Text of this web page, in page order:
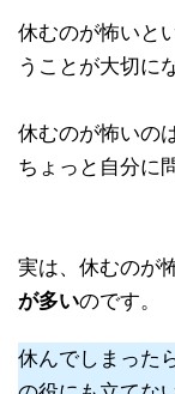
休むのが怖いと
うことが大切に
休むのが怖いの
ちょっと自分に
実は、休むのが
が多いのです。
休んでしまった